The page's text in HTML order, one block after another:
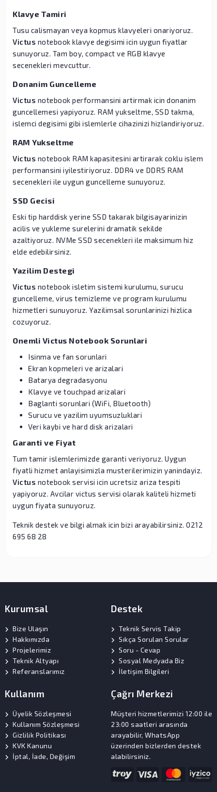
Klavye Tamiri
Tusu calismayan veya kopmus klavyeleri onariyoruz.
Victus notebook klavye degisimi icin uygun fiyatlar
sunuyoruz. Tam boy, compact ve RGB klavye
secenekleri mevcuttur.
Donanim Guncelleme
Victus notebook performansini artirmak icin donanim
guncellemesi yapiyoruz. RAM yukseltme, SSD takma,
islemci degisimi gibi islemlerle cihazinizi hizlandiriyoruz.
RAM Yukseltme
Victus notebook RAM kapasitesini artirarak coklu islem
performansini iyilestiriyoruz. DDR4 ve DDR5 RAM
secenekleri ile uygun guncelleme sunuyoruz.
SSD Gecisi
Eski tip harddisk yerine SSD takarak bilgisayarinizin
acilis ve yukleme surelerini dramatik sekilde
azaltiyoruz. NVMe SSD secenekleri ile maksimum hiz
elde edebilirsiniz.
Yazilim Destegi
Victus notebook isletim sistemi kurulumu, surucu
guncelleme, virus temizleme ve program kurulumu
hizmetleri sunuyoruz. Yazilimsal sorunlarinizi hizlica
cozuyoruz.
Onemli Victus Notebook Sorunlari
Isinma ve fan sorunlari
Ekran kopmeleri ve arizalari
Batarya degradasyonu
Klavye ve touchpad arizalari
Baglanti sorunlari (WiFi, Bluetooth)
Surucu ve yazilim uyumsuzluklari
Veri kaybi ve hard disk arizalari
Garanti ve Fiyat
Tum tamir islemlerimizde garanti veriyoruz. Uygun
fiyatli hizmet anlayisimizla musterilerimizin yanindayiz.
Victus notebook servisi icin ucretsiz ariza tespiti
yapiyoruz. Avcilar victus servisi olarak kaliteli hizmeti
uygun fiyata sunuyoruz.
Teknik destek ve bilgi almak icin bizi arayabilirsiniz. 0212
695 68 28
Kurumsal
Bize Ulaşın
Hakkımızda
Projelerimiz
Teknik Altyapı
Referanslarımız
Destek
Teknik Servis Takip
Sıkça Sorulan Sorular
Soru - Cevap
Sosyal Medyada Biz
İletişim Bilgileri
Kullanım
Üyelik Sözleşmesi
Kullanım Sözleşmesi
Gizlilik Politikası
KVK Kanunu
İptal, İade, Değişim
Çağrı Merkezi
Müşteri hizmetlerimizi 12:00 ile
23:00 saatleri arasında
arayabilir, WhatsApp
üzerinden bizlerden destek
alabilirsiniz.